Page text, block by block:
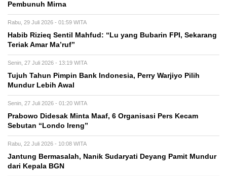
Pembunuh Mirna
Rabu, 29 Juli 2026 - 01:59 WITA
Habib Rizieq Sentil Mahfud: “Lu yang Bubarin FPI, Sekarang
Teriak Amar Ma’ruf”
Senin, 27 Juli 2026 - 13:19 WITA
Tujuh Tahun Pimpin Bank Indonesia, Perry Warjiyo Pilih
Mundur Lebih Awal
Senin, 27 Juli 2026 - 01:20 WITA
Prabowo Didesak Minta Maaf, 6 Organisasi Pers Kecam
Sebutan “Londo Ireng”
Rabu, 22 Juli 2026 - 10:08 WITA
Jantung Bermasalah, Nanik Sudaryati Deyang Pamit Mundur
dari Kepala BGN